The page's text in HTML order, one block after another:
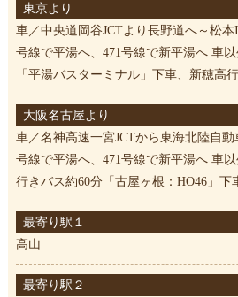
東京より
車／中央道岡谷JCTより長野道へ～松
号線で平湯へ、471号線で新平湯へ 車
「平湯バスターミナル」下車、新穂高
大阪名古屋より
車／名神高速一宮JCTから東海北陸自
号線で平湯へ、471号線で新平湯へ 車
行きバス約60分「古屋ヶ根：HO46」下
最寄り駅１
高山
最寄り駅２